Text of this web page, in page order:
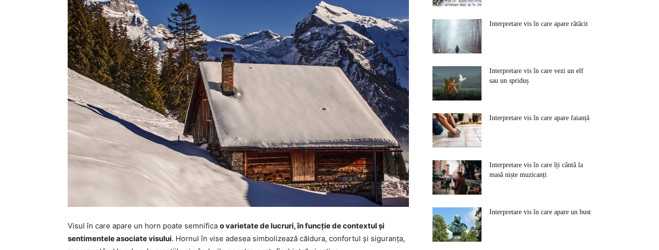
Visul în care apare un horn poate semnifica o varietate de lucruri, în funcție de contextul și
sentimentele asociate visului. Hornul în vise adesea simbolizează căldura, confortul și siguranța,
Interpretare vis în care apare rătăcit
Interpretare vis în care vezi un elf
sau un spriduș
Interpretare vis în care apare faianță
Interpretare vis în care îți cântă la
masă niște muzicanți
Interpretare vis în care apare un bust